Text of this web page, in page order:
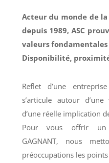
Acteur du monde de
depuis 1989, ASC
valeurs fondamentales
Disponibilité,
Reflet d’une
s’articule autour
d’une réelle implication
Pour vous offrir un
GAGNANT, nous
préoccupations les